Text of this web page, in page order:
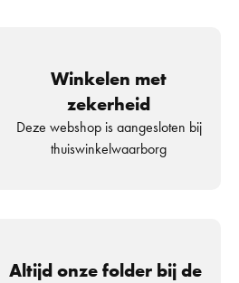
Winkelen met
zekerheid
Deze webshop is aangesloten bij
thuiswinkelwaarborg
Altijd onze folder bij de